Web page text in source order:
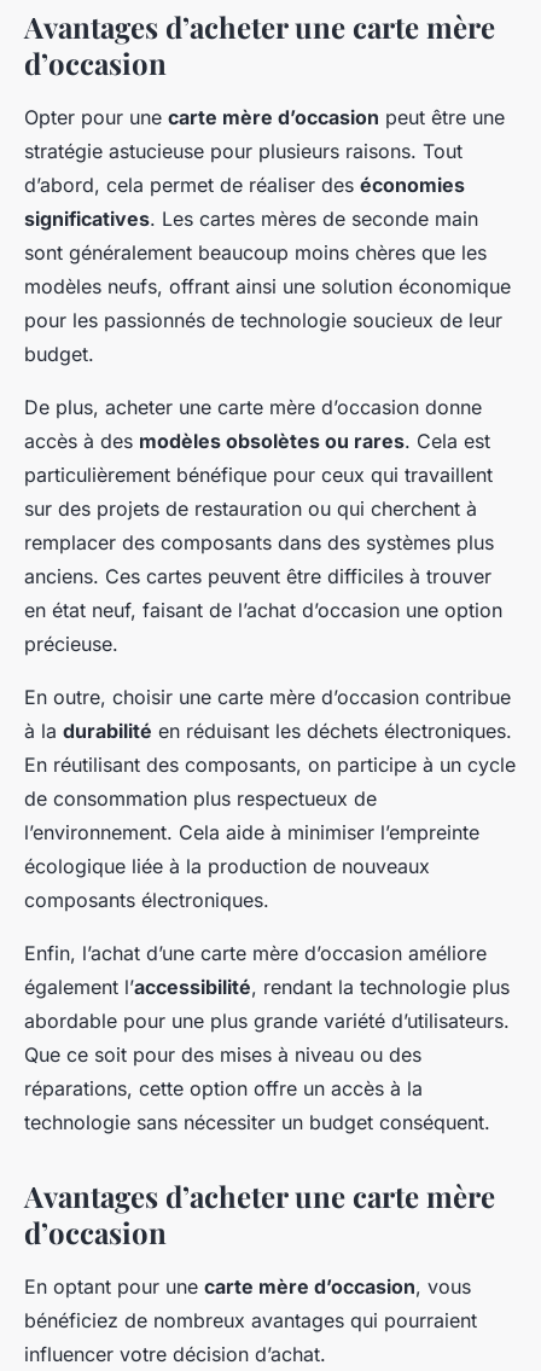
Avantages d’acheter une carte mère
d’occasion
Opter pour une carte mère d’occasion peut être une
stratégie astucieuse pour plusieurs raisons. Tout
d’abord, cela permet de réaliser des économies
significatives. Les cartes mères de seconde main
sont généralement beaucoup moins chères que les
modèles neufs, offrant ainsi une solution économique
pour les passionnés de technologie soucieux de leur
budget.
De plus, acheter une carte mère d’occasion donne
accès à des modèles obsolètes ou rares. Cela est
particulièrement bénéfique pour ceux qui travaillent
sur des projets de restauration ou qui cherchent à
remplacer des composants dans des systèmes plus
anciens. Ces cartes peuvent être difficiles à trouver
en état neuf, faisant de l’achat d’occasion une option
précieuse.
En outre, choisir une carte mère d’occasion contribue
à la durabilité en réduisant les déchets électroniques.
En réutilisant des composants, on participe à un cycle
de consommation plus respectueux de
l’environnement. Cela aide à minimiser l’empreinte
écologique liée à la production de nouveaux
composants électroniques.
Enfin, l’achat d’une carte mère d’occasion améliore
également l’accessibilité, rendant la technologie plus
abordable pour une plus grande variété d’utilisateurs.
Que ce soit pour des mises à niveau ou des
réparations, cette option offre un accès à la
technologie sans nécessiter un budget conséquent.
Avantages d’acheter une carte mère
d’occasion
En optant pour une carte mère d’occasion, vous
bénéficiez de nombreux avantages qui pourraient
influencer votre décision d’achat.